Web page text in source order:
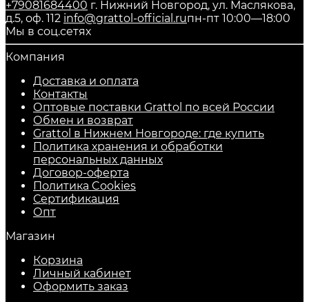
+79081684400 г. Нижний Новгород, ул. Маслякова,
д.5, оф. 112 info@grattol-official.ruпн-пт 10:00—18:00
Мы в соц.сетях
Компания
Доставка и оплата
Контакты
Оптовые поставки Grattol по всей России
Обмен и возврат
Grattol в Нижнем Новгороде: где купить
Политика хранения и обработки
персональных данных
Договор-оферта
Политика Cookies
Сертификация
Опт
Магазин
Корзина
Личный кабинет
Оформить заказ